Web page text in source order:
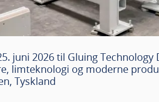
juni 2026 til Gluing Technology
limteknologi og moderne
Tyskland